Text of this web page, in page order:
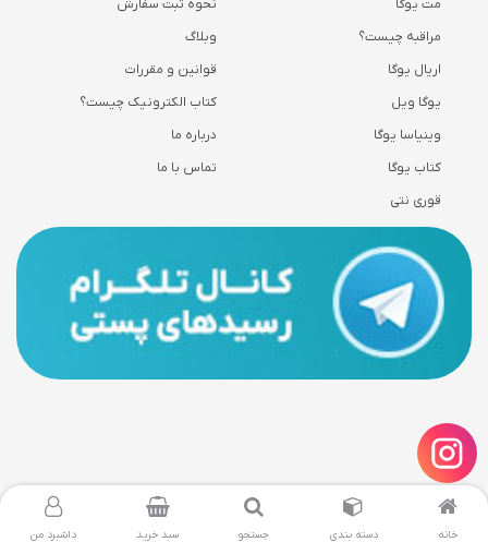
خانه دسته بندی جستجو سبد خرید داشبرد من
مت یوگا
مراقبه چیست؟
اریال یوگا
یوگا ویل
وینیاسا یوگا
کتاب یوگا
قوری نتی
نحوه ثبت سفارش
وبلاگ
قوانین و مقررات
کتاب الکترونیک چیست؟
درباره ما
تماس با ما